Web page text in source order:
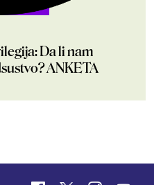
Da li nam
ANKETA